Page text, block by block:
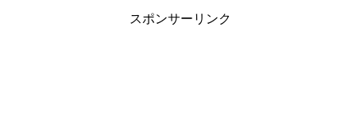
スポンサーリンク